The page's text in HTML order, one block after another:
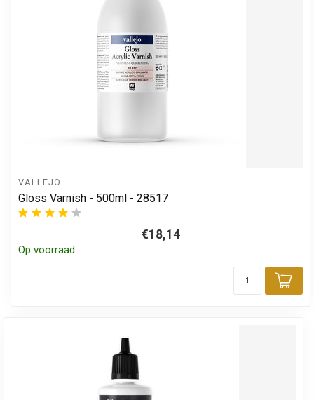
VALLEJO
Gloss Varnish - 500ml - 28517
€18,14
Op voorraad